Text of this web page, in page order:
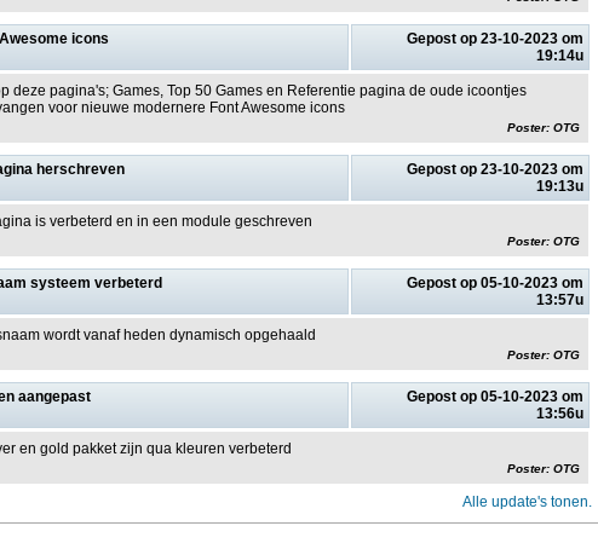
icons
Gepost op 23-10-2023 om
19:14u
deze pagina's; Games, Top 50 Games en Referentie pagina de oude icoontjes
voor nieuwe modernere Font Awesome icons
Poster: OTG
herschreven
Gepost op 23-10-2023 om
19:13u
is verbeterd en in een module geschreven
Poster: OTG
systeem verbeterd
Gepost op 05-10-2023 om
13:57u
wordt vanaf heden dynamisch opgehaald
Poster: OTG
aangepast
Gepost op 05-10-2023 om
13:56u
en gold pakket zijn qua kleuren verbeterd
Poster: OTG
Alle update's tonen.